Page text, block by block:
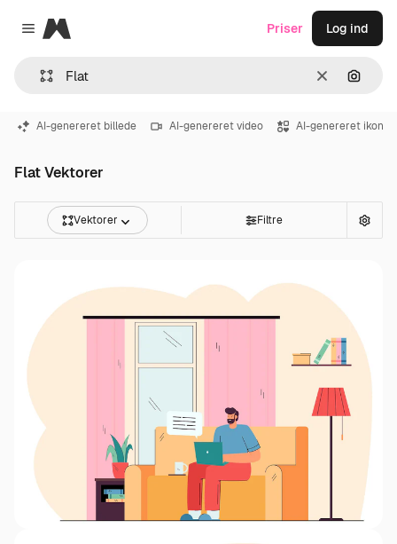
Close menu
Magnific
Klar Søg
Priser Log ind
AI-genereret billede AI-genereret video AI-genereret ikon
Flat Vektorer
Vektorer Filtre